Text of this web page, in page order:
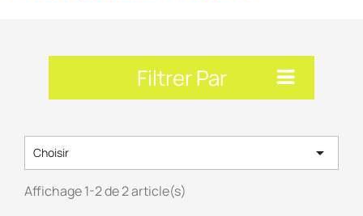
Filtrer Par
Choisir 
Affichage 1-2 de 2 article(s)